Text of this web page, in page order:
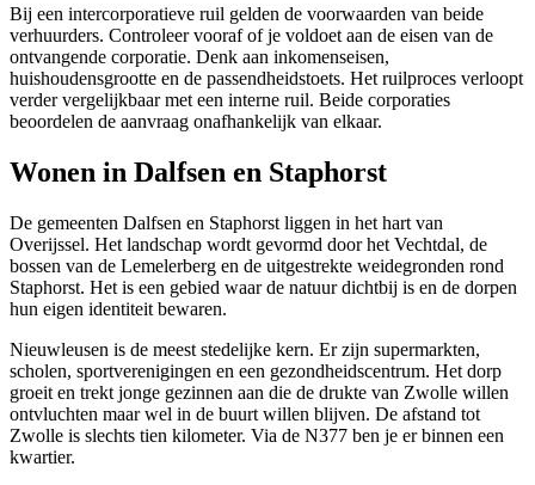
Bij een intercorporatieve ruil gelden de voorwaarden van beide
verhuurders. Controleer vooraf of je voldoet aan de eisen van de
ontvangende corporatie. Denk aan inkomenseisen,
huishoudensgrootte en de passendheidstoets. Het ruilproces verloopt
verder vergelijkbaar met een interne ruil. Beide corporaties
beoordelen de aanvraag onafhankelijk van elkaar.
Wonen in Dalfsen en Staphorst
De gemeenten Dalfsen en Staphorst liggen in het hart van
Overijssel. Het landschap wordt gevormd door het Vechtdal, de
bossen van de Lemelerberg en de uitgestrekte weidegronden rond
Staphorst. Het is een gebied waar de natuur dichtbij is en de dorpen
hun eigen identiteit bewaren.
Nieuwleusen is de meest stedelijke kern. Er zijn supermarkten,
scholen, sportverenigingen en een gezondheidscentrum. Het dorp
groeit en trekt jonge gezinnen aan die de drukte van Zwolle willen
ontvluchten maar wel in de buurt willen blijven. De afstand tot
Zwolle is slechts tien kilometer. Via de N377 ben je er binnen een
kwartier.